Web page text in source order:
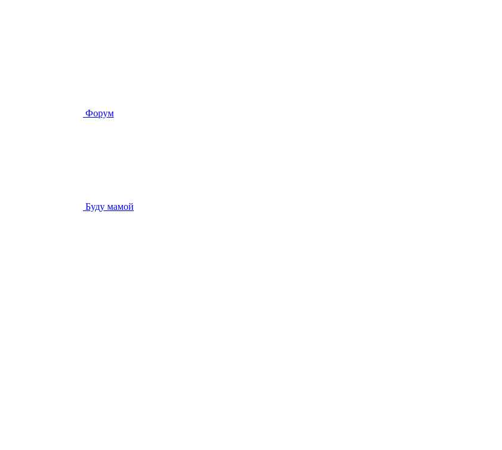
Форум
Буду мамой